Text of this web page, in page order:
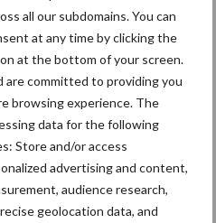
all our subdomains. You can
at any time by clicking the
at the bottom of your screen.
are committed to providing you
browsing experience. The
data for the following
Store and/or access
advertising and content,
audience research,
geolocation data, and